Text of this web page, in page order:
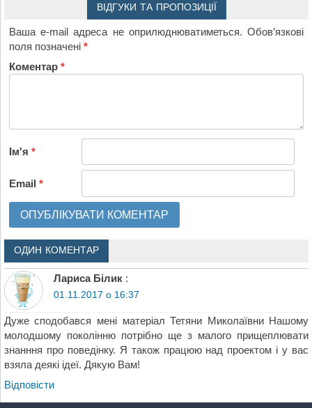
ВІДГУКИ ТА ПРОПОЗИЦІЇ
Ваша e-mail адреса не оприлюднюватиметься. Обов’язкові
поля позначені*
Коментар*
Ім'я*
Email*
ОДИН КОМЕНТАР
Лариса Білик :
01.11.2017 о 16:37
Дуже сподобався мені матеріал Тетяни Миколаївни Нашому
молодшому поколінню потрібно ще з малого прищеплювати
знанння про поведінку. Я також працюю над проектом і у вас
взяла деякі ідеї. Дякую Вам!
Відповіcти